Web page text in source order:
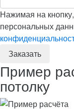
Нажимая на
персональных
Пример
потолку